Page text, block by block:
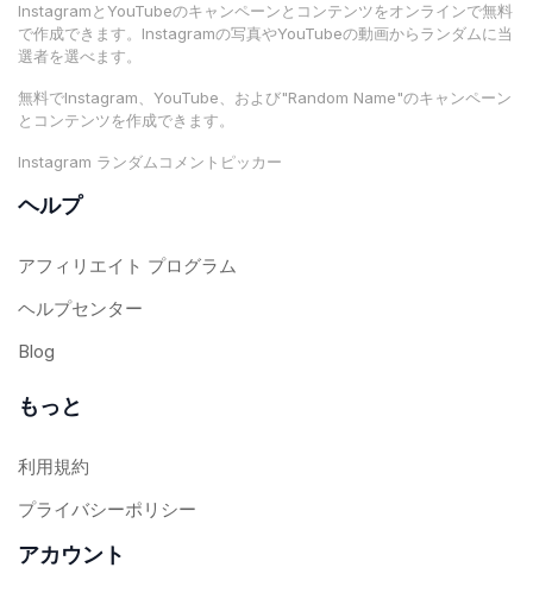
InstagramとYouTubeのキャンペーンとコンテンツをオンラインで無料
で作成できます。Instagramの写真やYouTubeの動画からランダムに当
選者を選べます。
無料でInstagram、YouTube、および"Random Name"のキャンペーン
とコンテンツを作成できます。
Instagram ランダムコメントピッカー
ヘルプ
アフィリエイト プログラム
ヘルプセンター
Blog
もっと
利用規約
プライバシーポリシー
アカウント